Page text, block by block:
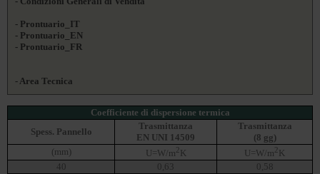
- Prontuario_IT
- Prontuario_EN
- Prontuario_FR
- Area Tecnica
Coefficiente di dispersione termica
Spess. Pannello
Trasmittanza
EN UNI 14509
Trasmittanza
(8 gg)
(mm)
U=W/m2 K U=W/m2 K
40
0,63
0,58